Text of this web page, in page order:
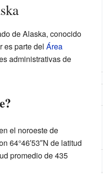
de Alaska, conocido
es parte del Área
administrativas de
el noroeste de
64°46′53″N de latitud
promedio de 435